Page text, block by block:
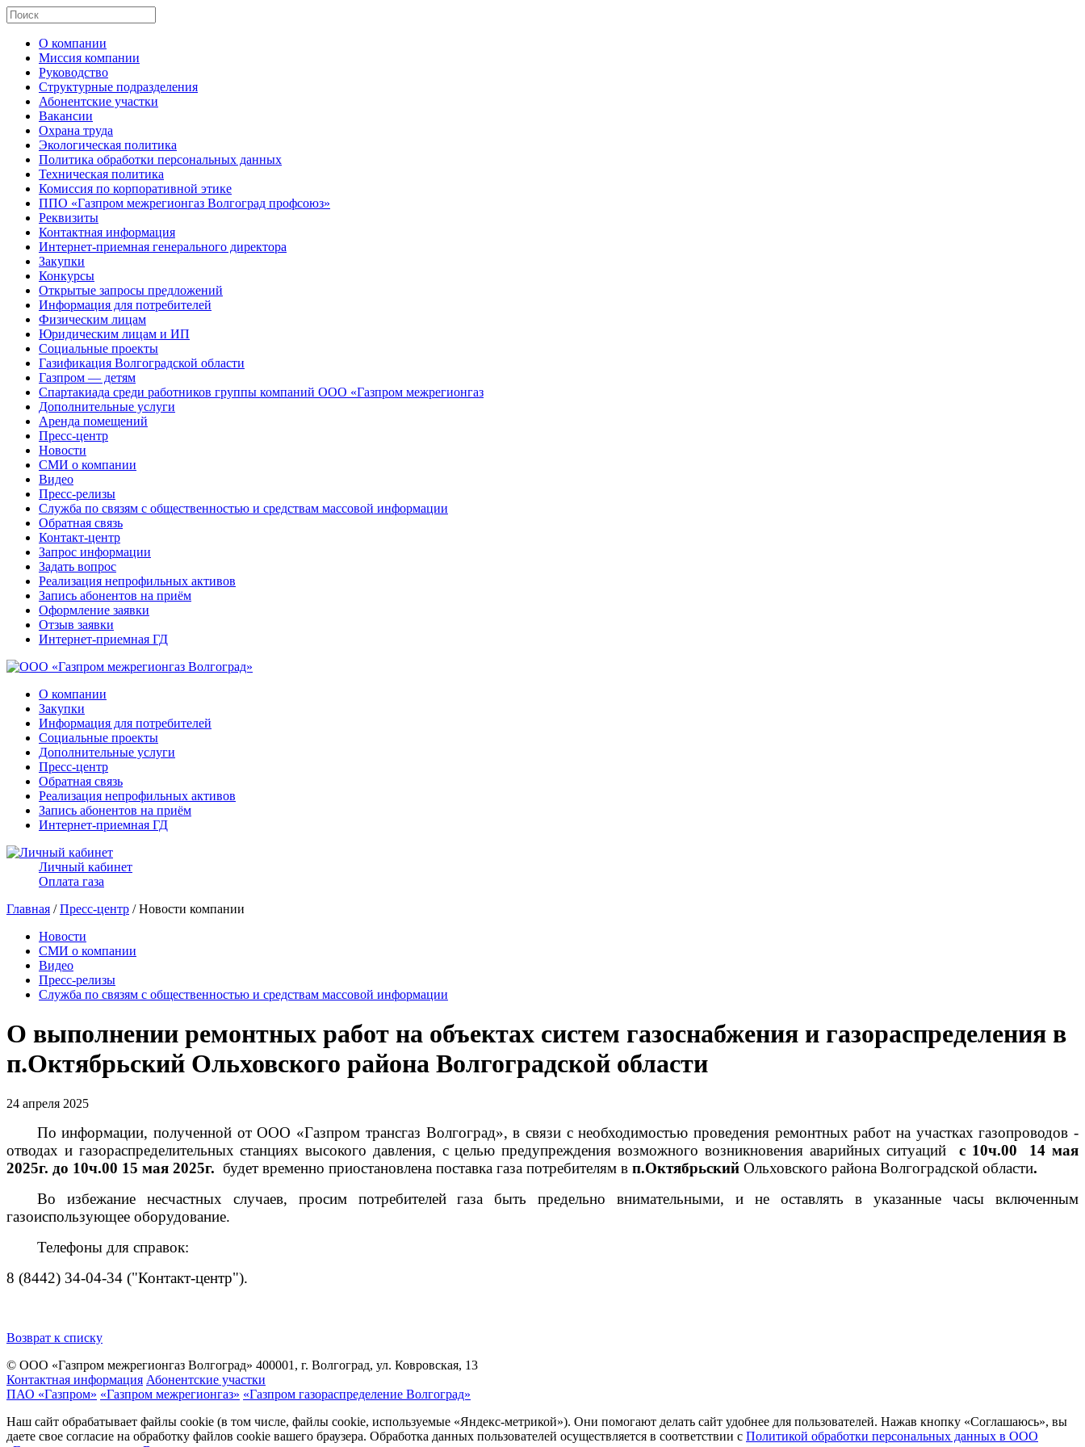
О компании
Миссия компании
Руководство
Структурные подразделения
Абонентские участки
Вакансии
Охрана труда
Экологическая политика
Политика обработки персональных данных
Техническая политика
Комиссия по корпоративной этике
ППО «Газпром межрегионгаз Волгоград профсоюз»
Реквизиты
Контактная информация
Интернет-приемная генерального директора
Закупки
Конкурсы
Открытые запросы предложений
Информация для потребителей
Физическим лицам
Юридическим лицам и ИП
Социальные проекты
Газификация Волгоградской области
Газпром — детям
Спартакиада среди работников группы компаний ООО «Газпром межрегионгаз
Дополнительные услуги
Аренда помещений
Пресс-центр
Новости
СМИ о компании
Видео
Пресс-релизы
Служба по связям с общественностью и средствам массовой информации
Обратная связь
Контакт-центр
Запрос информации
Задать вопрос
Реализация непрофильных активов
Запись абонентов на приём
Оформление заявки
Отзыв заявки
Интернет-приемная ГД
О компании
Закупки
Информация для потребителей
Социальные проекты
Дополнительные услуги
Пресс-центр
Обратная связь
Реализация непрофильных активов
Запись абонентов на приём
Интернет-приемная ГД
Личный кабинет
Оплата газа
Главная /Пресс-центр / Новости компании
Новости
СМИ о компании
Видео
Пресс-релизы
Служба по связям с общественностью и средствам массовой информации
О выполнении ремонтных работ на объектах систем газоснабжения и газораспределения в
п.Октябрьский Ольховского района Волгоградской области
24 апреля 2025
По информации, полученной от ООО «Газпром трансгаз Волгоград», в связи с необходимостью проведения ремонтных работ на участках газопроводов -
отводах и газораспределительных станциях высокого давления, с целью предупреждения возможного возникновения аварийных ситуаций с 10ч.00 14 мая
2025г. до 10ч.00 15 мая 2025г. будет временно приостановлена поставка газа потребителям в п.Октябрьский Ольховского районаВолгоградской области.
Во избежание несчастных случаев, просим потребителей газа быть предельно внимательными, и не оставлять в указанные часы включенным
газоиспользующее оборудование.
Телефоны для справок:
8 (8442) 34-04-34 ("Контакт-центр").
Возврат к списку
© ООО «Газпром межрегионгаз Волгоград» 400001, г. Волгоград, ул. Ковровская, 13
Контактная информация Абонентские участки
ПАО «Газпром» «Газпром межрегионгаз» «Газпром газораспределение Волгоград»
Наш сайт обрабатывает файлы cookie (в том числе, файлы cookie, используемые «Яндекс-метрикой»). Они помогают делать сайт удобнее для пользователей. Нажав кнопку «Соглашаюсь», вы
даете свое согласие на обработку файлов cookie вашего браузера. Обработка данных пользователей осуществляется в соответствии с Политикой обработки персональных данных в ООО